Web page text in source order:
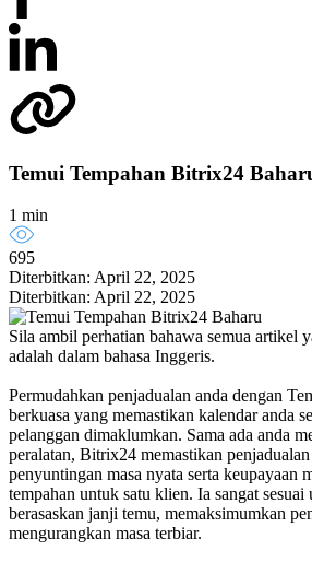
Temui Tempahan Bitrix24
1 min
695
Diterbitkan: April 22, 2025
Diterbitkan: April 22, 2025
Sila ambil perhatian bahawa semua artikel
adalah dalam bahasa Inggeris.
Permudahkan penjadualan anda dengan
berkuasa yang memastikan kalendar anda
pelanggan dimaklumkan. Sama ada anda
peralatan, Bitrix24 memastikan
penyuntingan masa nyata serta keupayaan
tempahan untuk satu klien. Ia sangat sesuai
berasaskan janji temu, memaksimumkan
mengurangkan masa terbiar.